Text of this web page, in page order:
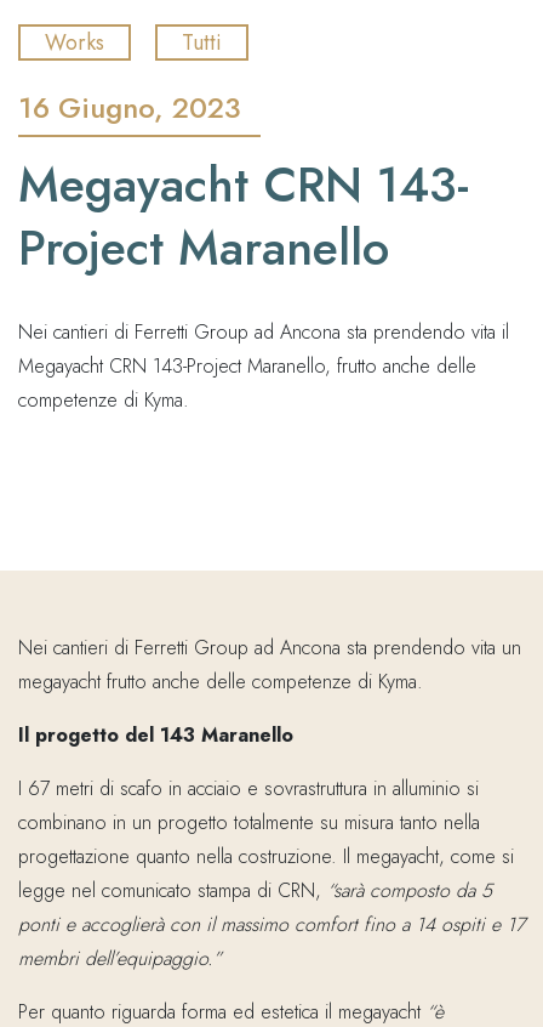
Works Tutti
16 Giugno, 2023
Megayacht CRN 143-
Project Maranello
Nei cantieri di Ferretti Group ad Ancona sta prendendo vita il
Megayacht CRN 143-Project Maranello, frutto anche delle
competenze di Kyma.
Nei cantieri di Ferretti Group ad Ancona sta prendendo vita un
megayacht frutto anche delle competenze di Kyma.
Il progetto del 143 Maranello
I 67 metri di scafo in acciaio e sovrastruttura in alluminio si
combinano in un progetto totalmente su misura tanto nella
progettazione quanto nella costruzione. Il megayacht, come si
legge nel comunicato stampa di CRN, “sarà composto da 5
ponti e accoglierà con il massimo comfort fino a 14 ospiti e 17
membri dell’equipaggio.”
Per quanto riguarda forma ed estetica il megayacht “è